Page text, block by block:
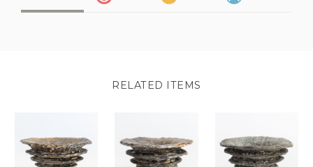
RELATED ITEMS